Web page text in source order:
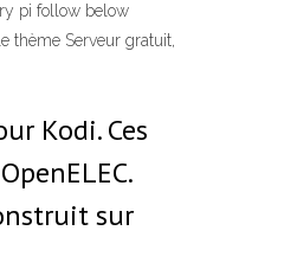
pi follow below
thème Serveur gratuit,
Kodi. Ces
sur